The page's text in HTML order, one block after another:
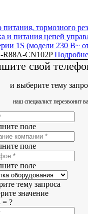
питания, тормозного
и питания цепей
1S (модели 230 В~
R88A-CN102P
свой
и выберите тему
наш специалист перезвонит
поле
поле
поле
тему запроса
значение
= ?